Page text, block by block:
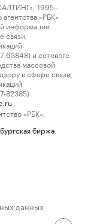
1995–
«РБК»
информации
связи,
63848) и сетевого
массовой
в сфере связи,
82385)
«РБК».
биржа
данных